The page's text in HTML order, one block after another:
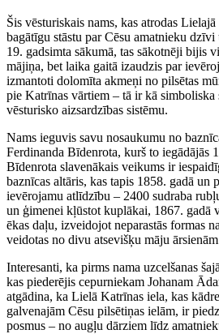
Šis vēsturiskais nams, kas atrodas
bagātīgu stāstu par Cēsu amatnieku
19. gadsimta sākumā, tas sākotnēji bijis
mājiņa, bet laika gaitā izaudzis par
izmantoti dolomīta akmeņi no pilsētas
pie Katrīnas vārtiem – tā ir kā simboliska
vēsturisko aizsardzības sistēmu.
Nams ieguvis savu nosaukumu no
Ferdinanda Bīdenrota, kurš to iegādājās
Bīdenrota slavenākais veikums ir
baznīcas altāris, kas tapis 1858. gadā un
ievērojamu atlīdzību – 2400 sudraba
un ģimenei kļūstot kuplākai, 1867. gadā
ēkas daļu, izveidojot neparastās formas
veidotas no divu atsevišķu māju
Interesanti, ka pirms nama uzcelšanas
kas piederējis cepurniekam Johanam
atgādina, ka Lielā Katrīnas iela, kas
galvenajām Cēsu pilsētiņas ielām, ir
posmus – no augļu dārziem līdz